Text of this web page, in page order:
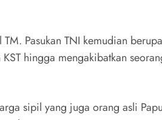
Pasukan TNI kemudian
hingga mengakibatkan
sipil yang juga orang asli